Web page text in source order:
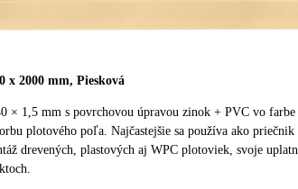
x 2000 mm, Piesková
× 1,5 mm s povrchovou úpravou zinok + PVC vo farbe
plotového poľa. Najčastejšie sa používa ako
drevených, plastových aj WPC plotoviek, svoje